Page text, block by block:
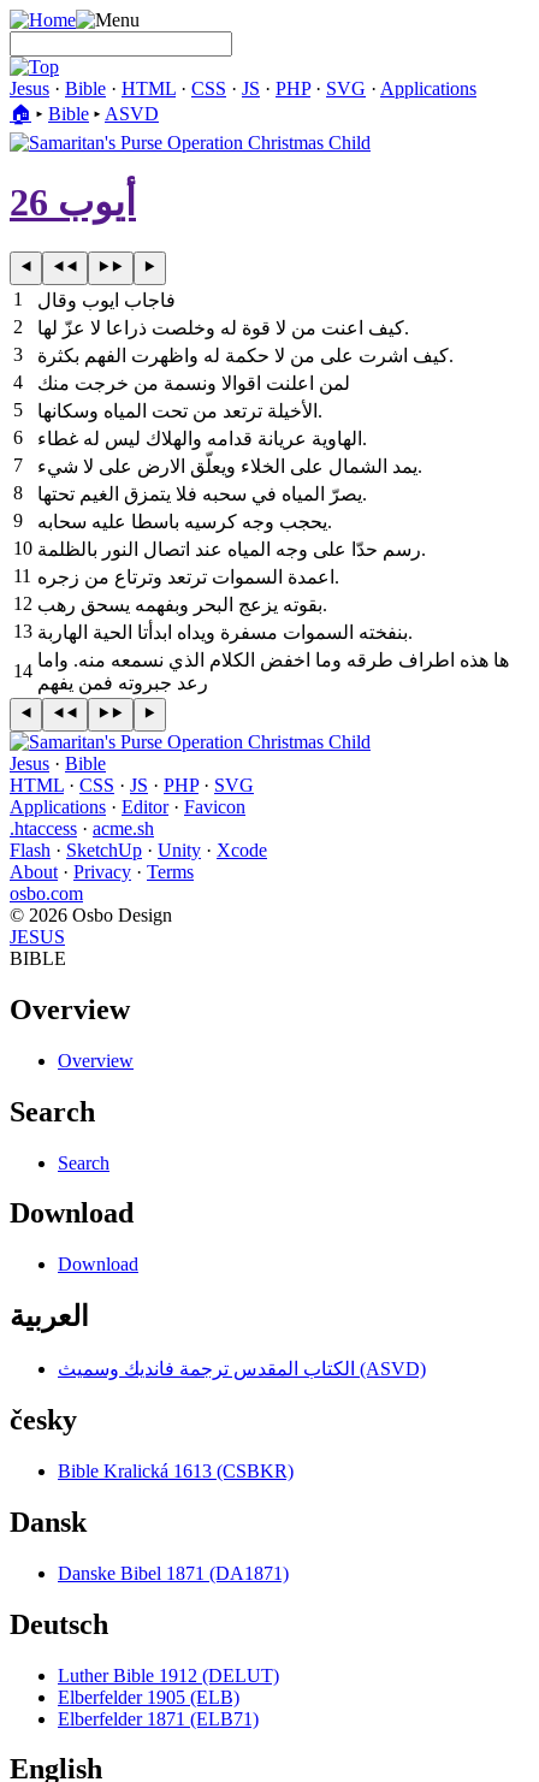
Jesus · Bible · HTML · CSS · JS · PHP· SVG · Applications
🏠︎ ▸ Bible ▸ ASVD
أيوب 26
1
فاجاب ايوب وقال
2
كيف اعنت من لا قوة له وخلصت ذراعا لا عزّ لها.
3
كيف اشرت على من لا حكمة له واظهرت الفهم بكثرة.
4
لمن اعلنت اقوالا ونسمة من خرجت منك
5
الأخيلة ترتعد من تحت المياه وسكانها.
6
الهاوية عريانة قدامه والهلاك ليس له غطاء.
7
يمد الشمال على الخلاء ويعلّق الارض على لا شيء.
8
يصرّ المياه في سحبه فلا يتمزق الغيم تحتها.
9
يحجب وجه كرسيه باسطا عليه سحابه.
10
رسم حدّا على وجه المياه عند اتصال النور بالظلمة.
11
اعمدة السموات ترتعد وترتاع من زجره.
12
بقوته يزعج البحر وبفهمه يسحق رهب.
13
بنفخته السموات مسفرة ويداه ابدأتا الحية الهاربة.
14
ها هذه اطراف طرقه وما اخفض الكلام الذي نسمعه منه. واما
رعد جبروته فمن يفهم
Jesus · Bible
HTML · CSS · JS · PHP· SVG
Applications · Editor· Favicon
.htaccess · acme.sh
Flash · SketchUp · Unity · Xcode
About · Privacy · Terms
osbo.com
© 2026 Osbo Design
JESUS
BIBLE
Overview
Overview
Search
Search
Download
Download
العربية
الكتاب المقدس ترجمة فانديك وسميث (ASVD)
česky
Bible Kralická 1613 (CSBKR)
Dansk
Danske Bibel 1871 (DA1871)
Deutsch
Luther Bible 1912 (DELUT)
Elberfelder 1905 (ELB)
Elberfelder 1871 (ELB71)
English